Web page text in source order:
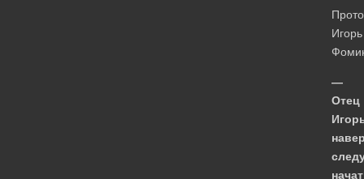
Игорь
—
Отец